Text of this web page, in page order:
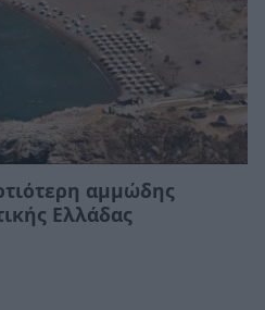
αμμώδης
Ελλάδας